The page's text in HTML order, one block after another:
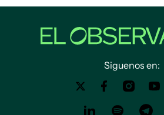
Siguenos en: